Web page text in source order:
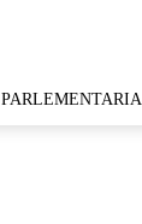
PARLEMENTARIA